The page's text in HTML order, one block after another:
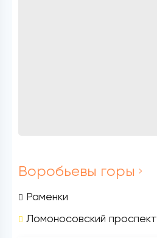
Воробьевы горы
Раменки
Ломоносовский проспект